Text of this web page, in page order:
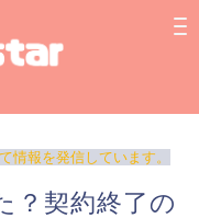
情報を発信しています。
？契約終了の